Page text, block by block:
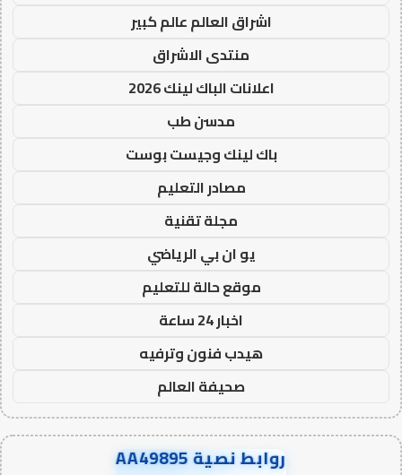
اشراق العالم عالم كبير
منتدى الاشراق
اعلانات الباك لينك 2026
مدسن طب
باك لينك وجيست بوست
مصادر التعليم
مجلة تقنية
يو ان بي الرياضي
موقع حالة للتعليم
اخبار 24 ساعة
هيدب فنون وترفيه
صحيفة العالم
روابط نصية AA49895